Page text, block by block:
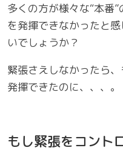
多くの方が様々な“本番
を発揮できなかったと
いでしょうか？
緊張さえしなかったら
発揮できたのに、、、。
もし緊張をコント